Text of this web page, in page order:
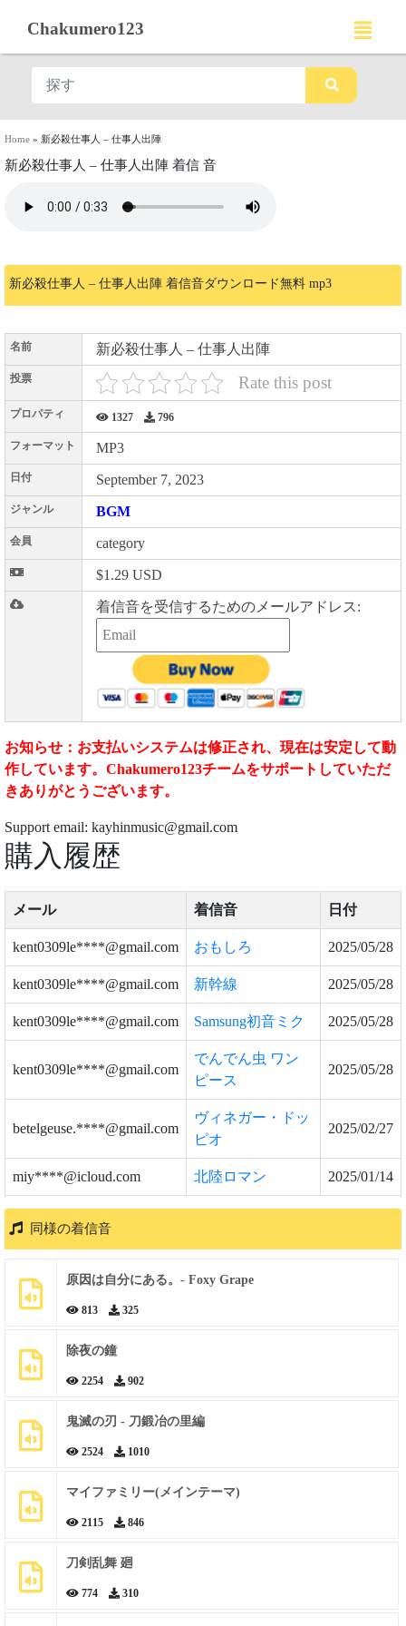
Chakumero123
Home » 新必殺仕事人 – 仕事人出陣
新必殺仕事人 – 仕事人出陣 着信 音
新必殺仕事人 – 仕事人出陣 着信音ダウンロード無料 mp3
名前 新必殺仕事人 – 仕事人出陣
投票 Rate this post
プロパティ 1327 796
フォーマット MP3
日付 September 7, 2023
ジャンル BGM
会員 category
$1.29 USD
着信音を受信するためのメールアドレス:
お知らせ：お支払いシステムは修正され、現在は安定して動
作しています。Chakumero123チームをサポートしていただ
きありがとうございます。
Support email: kayhinmusic@gmail.com
購入履歴
メール 着信音 日付
kent0309le****@gmail.com おもしろ 2025/05/28
kent0309le****@gmail.com 新幹線 2025/05/28
kent0309le****@gmail.com Samsung初音ミク 2025/05/28
kent0309le****@gmail.com
でんでん虫 ワン
ピース
2025/05/28
betelgeuse.****@gmail.com
ヴィネガー・ドッ
ピオ
2025/02/27
miy****@icloud.com 北陸ロマン 2025/01/14
同様の着信音
原因は自分にある。- Foxy Grape
813 325
除夜の鐘
2254 902
鬼滅の刃 - 刀鍛冶の里編
2524 1010
マイファミリー(メインテーマ)
2115 846
刀剣乱舞 廻
774 310